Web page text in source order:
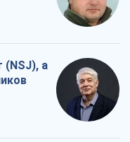
(NSJ), а